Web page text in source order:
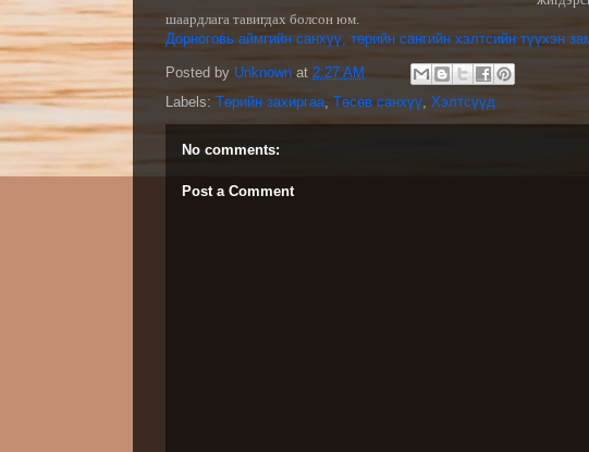
шаардлага тавигдах болсон юм.
Дорноговь аймгийн санхүү, төрийн сангийн хэлтсийн түүхэн
Posted by Unknown at 2:27 AM
Labels: Төрийн захиргаа, Төсөв санхүү, Хэлтсүүд
No comments:
Post a Comment